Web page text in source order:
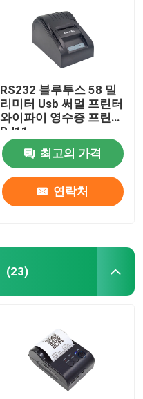
RS232 블루투스 58 밀
리미터 Usb 써멀 프린터
와이파이 영수증 프린터
RJ11
최고의 가격
연락처
(23)